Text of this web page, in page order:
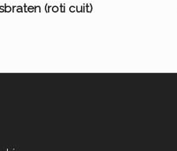
(roti cuit)